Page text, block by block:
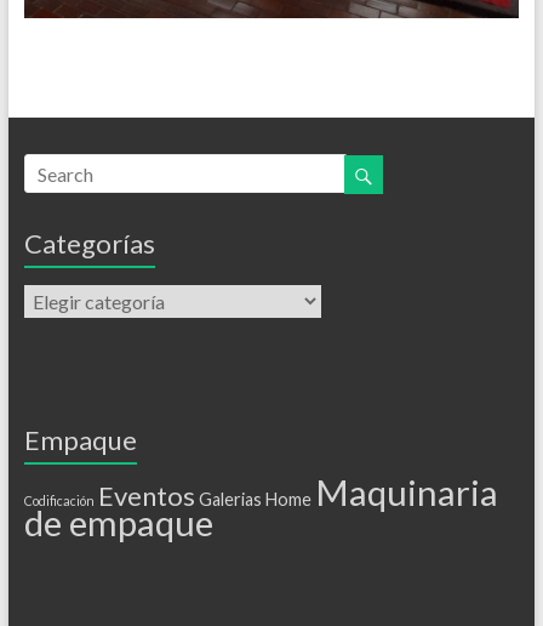
Categorías
Empaque
Codificación Eventos Galerias Home Maquinaria
de empaque